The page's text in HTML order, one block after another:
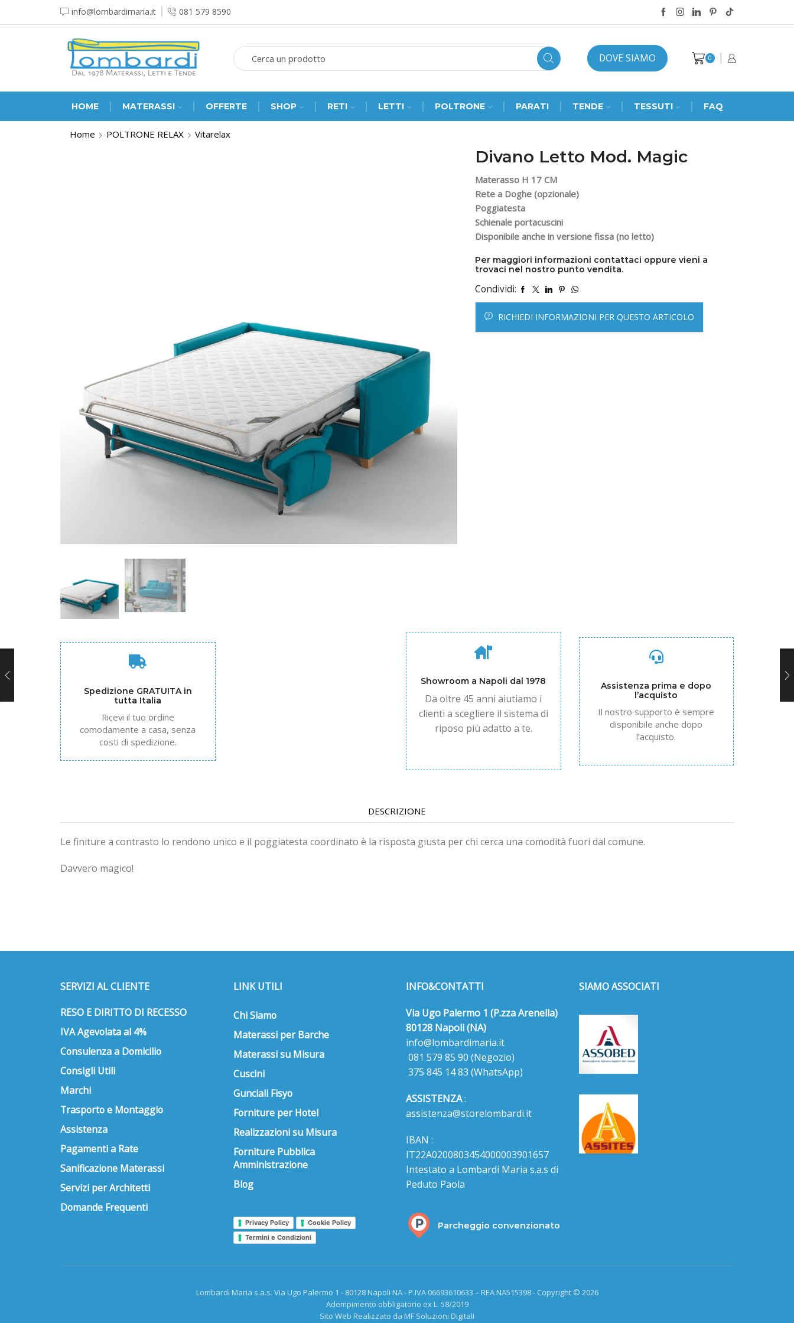
info@lombardimaria.it 081 579 8590
DOVE SIAMO 0
HOME MATERASSI OFFERTE SHOP RETI LETTI POLTRONE PARATI TENDE TESSUTI FAQ
Home POLTRONE RELAX Vitarelax
Divano Letto Mod. Magic
Materasso H 17 CM
Rete a Doghe (opzionale)
Poggiatesta
Schienale portacuscini
Disponibile anche in versione fissa (no letto)
Per maggiori informazioni contattaci oppure vieni a
trovaci nel nostro punto vendita.
Condividi:
RICHIEDI INFORMAZIONI PER QUESTO ARTICOLO
Spedizione GRATUITA in
tutta Italia
Ricevi il tuo ordine
comodamente a casa, senza
costi di spedizione.
Showroom a Napoli dal 1978
Da oltre 45 anni aiutiamo i
clienti a scegliere il sistema di
riposo più adatto a te.
Assistenza prima e dopo
l’acquisto
Il nostro supporto è sempre
disponibile anche dopo
l’acquisto.
DESCRIZIONE
Le finiture a contrasto lo rendono unico e il poggiatesta coordinato è la risposta giusta per chi cerca una comodità fuori dal comune.
Davvero magico!
SERVIZI AL CLIENTE
RESO E DIRITTO DI RECESSO
IVA Agevolata al 4%
Consulenza a Domicilio
Consigli Utili
Marchi
Trasporto e Montaggio
Assistenza
Pagamenti a Rate
Sanificazione Materassi
Servizi per Architetti
Domande Frequenti
LINK UTILI
Chi Siamo
Materassi per Barche
Materassi su Misura
Cuscini
Gunciali Fisyo
Forniture per Hotel
Realizzazioni su Misura
Forniture Pubblica
Amministrazione
Blog
Privacy Policy
Cookie Policy
Termini e Condizioni
INFO&CONTATTI
Via Ugo Palermo 1 (P.zza Arenella)
80128 Napoli (NA)
info@lombardimaria.it
081 579 85 90 (Negozio)
375 845 14 83 (WhatsApp)
ASSISTENZA:
assistenza@storelombardi.it
IBAN :
IT22A0200803454000003901657
Intestato a Lombardi Maria s.a.s di
Peduto Paola
Parcheggio convenzionato
SIAMO ASSOCIATI
Lombardi Maria s.a.s. Via Ugo Palermo 1 - 80128 Napoli NA - P.IVA 06693610633 – REA NA515398 - Copyright © 2026
Adempimento obbligatorio ex L. 58/2019
Sito Web Realizzato da MF Soluzioni Digitali